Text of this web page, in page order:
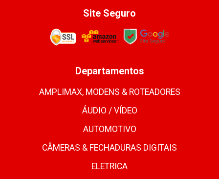
Site Seguro
Departamentos
AMPLIMAX, MODENS & ROTEADORES
ÁUDIO / VÍDEO
AUTOMOTIVO
CÂMERAS & FECHADURAS DIGITAIS
ELETRICA